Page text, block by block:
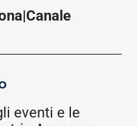
eventi e le